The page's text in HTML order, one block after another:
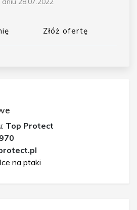
Złóż ofertę
Top Protect
na ptaki